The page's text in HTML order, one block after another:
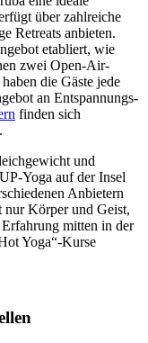
über zahlreiche
Retreats anbieten.
etabliert, wie
zwei Open-Air-
die Gäste jede
an Entspannungs-
finden sich
und
Yoga auf der Insel
Anbietern
nur Körper und Geist,
mitten in der
Yoga“-Kurse